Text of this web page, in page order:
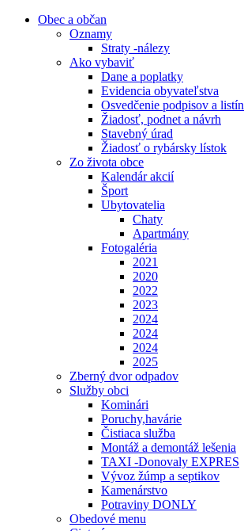
Obec a občan
Oznamy
Straty -nálezy
Ako vybaviť
Dane a poplatky
Evidencia obyvateľstva
Osvedčenie podpisov a listín
Žiadosť, podnet a návrh
Stavebný úrad
Žiadosť o rybársky lístok
Zo života obce
Kalendár akcií
Šport
Ubytovatelia
Chaty
Apartmány
Fotogaléria
2021
2020
2022
2023
2024
2024
2024
2025
Zberný dvor odpadov
Služby obci
Kominári
Poruchy,havárie
Čistiaca služba
Montáž a demontáž lešenia
TAXI -Donovaly EXPRES
Vývoz žúmp a septikov
Kamenárstvo
Potraviny DONLY
Obedové menu